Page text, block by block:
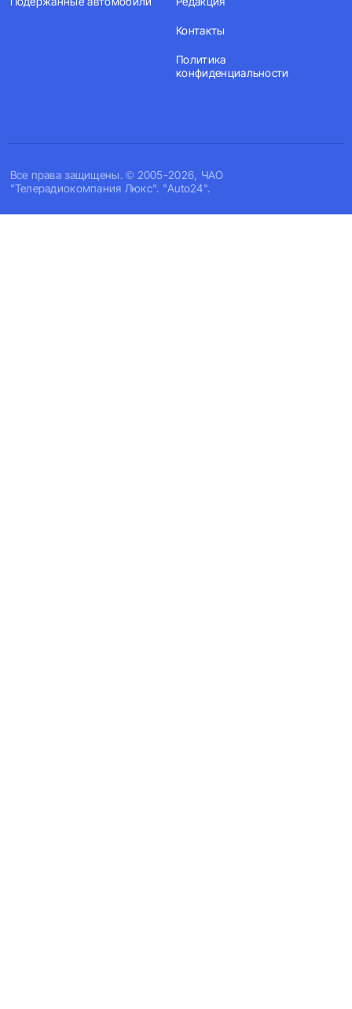
Все права защищены. © 2005-2026, ЧАО
"Телерадиокомпания Люкс". "Auto24".
Контакты
Политика
конфиденциальности